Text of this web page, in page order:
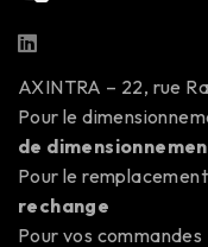
AXINTRA – 22, rue
Pour le
de
Pour le
rechange
Pour vos